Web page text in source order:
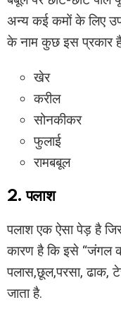
अन्य कई कमों के लिए
के नाम कुछ इस प्रकार
खेर
करील
सोनकीकर
फुलाई
रामबबूल
2. पलाश
पलाश एक ऐसा पेड़ है
कारण है कि इसे “जंगल
पलास,छूल,परसा, ढाक,
जाता है.